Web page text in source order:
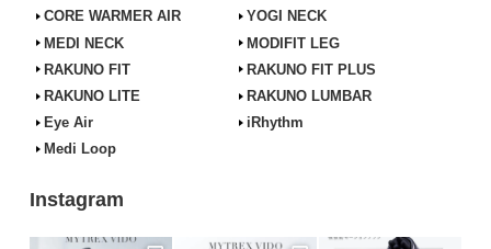
CORE WARMER AIR
YOGI NECK
MEDI NECK
MODIFIT LEG
RAKUNO FIT
RAKUNO FIT PLUS
RAKUNO LITE
RAKUNO LUMBAR
Eye Air
iRhythm
Medi Loop
Instagram